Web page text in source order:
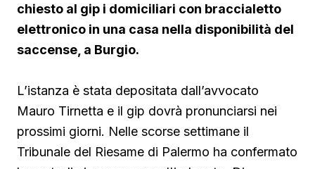
chiesto al gip i domiciliari con braccialetto
elettronico in una casa nella disponibilità del
saccense, a Burgio.
L’istanza è stata depositata dall’avvocato
Mauro Tirnetta e il gip dovrà pronunciarsi nei
prossimi giorni. Nelle scorse settimane il
Tribunale del Riesame di Palermo ha confermato